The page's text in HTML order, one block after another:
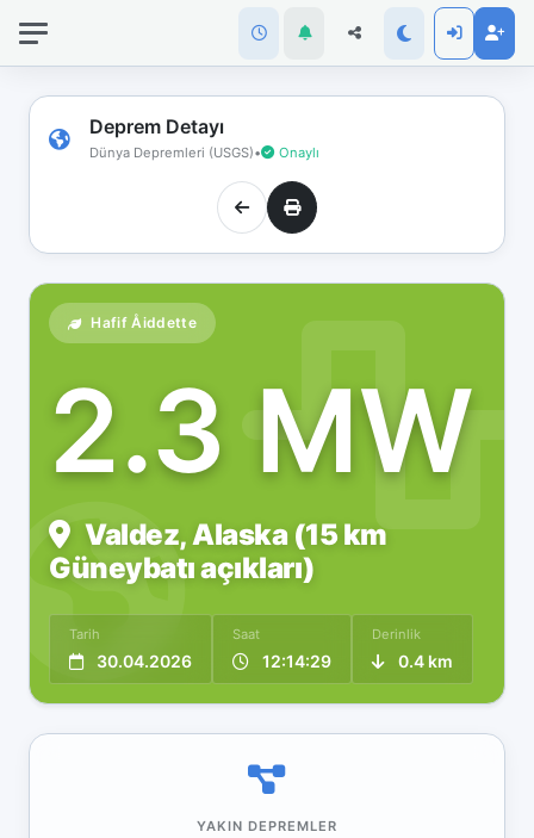
Deprem Detayı
Dünya Depremleri (USGS)• Onaylı
Hafif Åiddette
2.3 MW
Valdez, Alaska (15 km
Güneybatı açıkları)
Tarih
30.04.2026
Saat
12:14:29
Derinlik
0.4 km
YAKIN DEPREMLER
bağlantınız
koptu!
Çevrimdışı
moddasınız.